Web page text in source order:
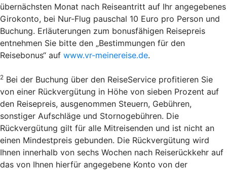
übernächsten Monat nach Reiseantritt auf Ihr angegebenes
Girokonto, bei Nur-Flug pauschal 10 Euro pro Person und
Buchung. Erläuterungen zum bonusfähigen Reisepreis
entnehmen Sie bitte den „Bestimmungen für den
Reisebonus“ auf www.vr-meinereise.de.
2 Bei der Buchung über den Reise­Service profitieren Sie
von einer Rückvergütung in Höhe von sieben Prozent auf
den Reisepreis, ausgenommen Steuern, Gebühren,
sonstiger Aufschläge und Stornogebühren. Die
Rückvergütung gilt für alle Mitreisenden und ist nicht an
einen Mindestpreis gebunden. Die Rückvergütung wird
Ihnen innerhalb von sechs Wochen nach Reiserückkehr auf
das von Ihnen hierfür angegebene Konto von der